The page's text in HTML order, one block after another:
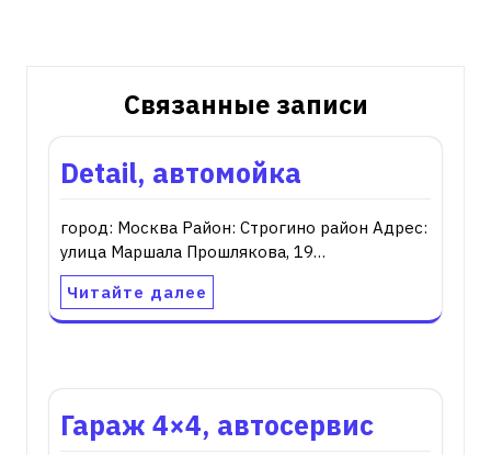
Связанные записи
Detail, автомойка
город: Москва Район: Строгино район Адрес:
улица Маршала Прошлякова, 19…
Читайте далее
Гараж 4×4, автосервис